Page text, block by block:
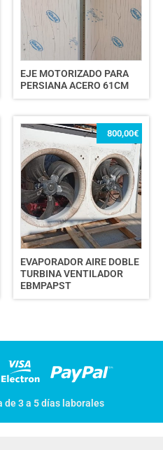
EJE MOTORIZADO PARA
PERSIANA ACERO 61CM
EVAPORADOR AIRE DOBLE
TURBINA VENTILADOR
EBMPAPST
800,00€
de 3 a 5 días laborales